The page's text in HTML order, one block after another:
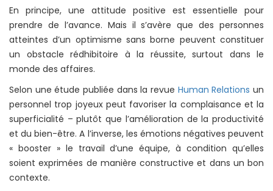
En principe, une attitude positive est essentielle pour
prendre de l’avance. Mais il s’avère que des personnes
atteintes d’un optimisme sans borne peuvent constituer
un obstacle rédhibitoire à la réussite, surtout dans le
monde des affaires.
Selon une étude publiée dans la revue Human Relations un
personnel trop joyeux peut favoriser la complaisance et la
superficialité – plutôt que l’amélioration de la productivité
et du bien-être. A l’inverse, les émotions négatives peuvent
« booster » le travail d’une équipe, à condition qu’elles
soient exprimées de manière constructive et dans un bon
contexte.